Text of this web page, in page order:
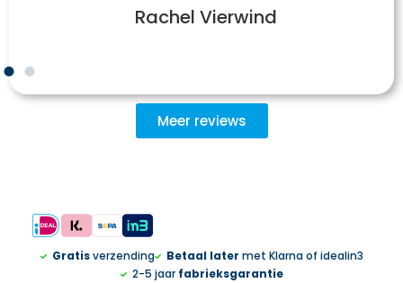
Rachel Vierwind
Meer reviews
Gratisverzending Betaal later met Klarna of idealin3
2-5 jaar fabrieksgarantie